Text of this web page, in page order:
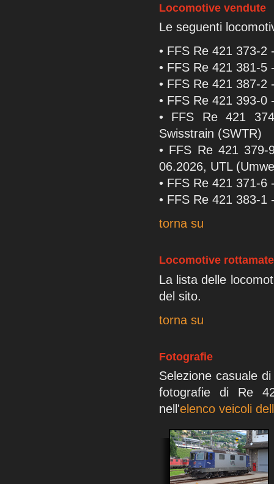
Locomotive vendute
Le seguenti
• FFS Re 421 373-
• FFS Re 421 381-
• FFS Re 421 387-2
• FFS Re 421 393-0
• FFS Re 421
Swisstrain (SWTR)
• FFS Re 421 379-
06.2026, UTL
• FFS Re 421 371-6
• FFS Re 421 383-1
torna su
Locomotive rottamate
La lista delle
del sito.
torna su
Fotografie
Selezione casuale
fotografie di Re
nell'elenco veicoli